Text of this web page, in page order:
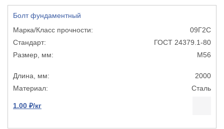
Болт фундаментный
09Г2С
ГОСТ 24379.1-80
М56
2000
Сталь
1.00 ₽/кг